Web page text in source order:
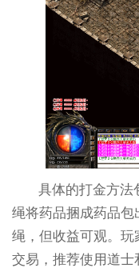
具体的打金方法
绳将药品捆成药品
绳，但收益可观。
交易，推荐使用道士